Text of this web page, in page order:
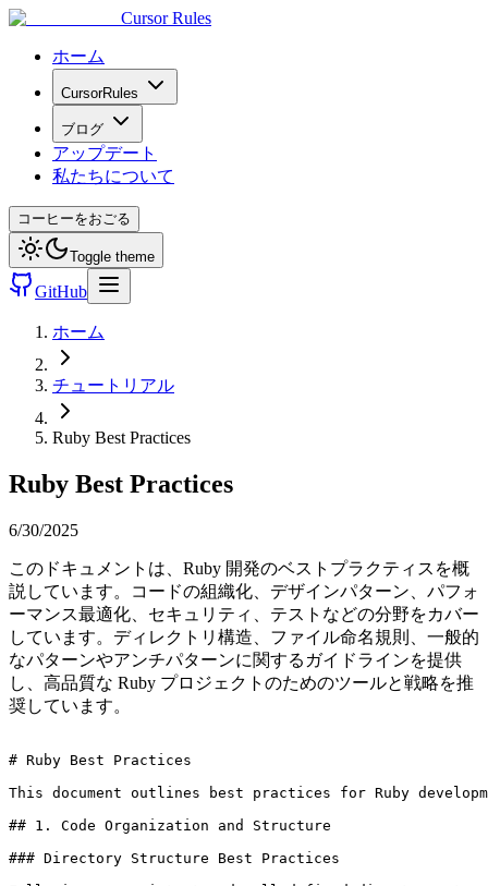
Cursor Rules
ホーム
CursorRules
ブログ
アップデート
私たちについて
コーヒーをおごる
Toggle theme
GitHub
ホーム
チュートリアル
Ruby Best Practices
Ruby Best Practices
6/30/2025
このドキュメントは、Ruby 開発のベストプラクティスを概
説しています。コードの組織化、デザインパターン、パフォ
ーマンス最適化、セキュリティ、テストなどの分野をカバー
しています。ディレクトリ構造、ファイル命名規則、一般的
なパターンやアンチパターンに関するガイドラインを提供
し、高品質な Ruby プロジェクトのためのツールと戦略を推
奨しています。